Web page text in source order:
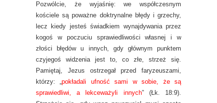
Pozwólcie, że wyjaśnię: we współczesnym
kościele są poważne doktrynalne błędy i grzechy,
lecz kiedy jesteś świadkiem wynajdywania przez
kogoś w poczuciu sprawiedliwości własnej i w
złości błędów u innych, gdy głównym punktem
czyjegoś widzenia jest to, co złe, strzeż się.
Pamiętaj, Jezus ostrzegał przed faryzeuszami,
którzy: „pokładali ufność sami w sobie, że są
sprawiedliwi, a lekceważyli innych” (Łk. 18:9).